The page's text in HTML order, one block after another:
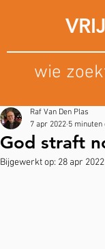
wie
God straft
Raf Van Den Plas
7 apr 2022 5 minuten
Bijgewerkt op: 28 apr 2022